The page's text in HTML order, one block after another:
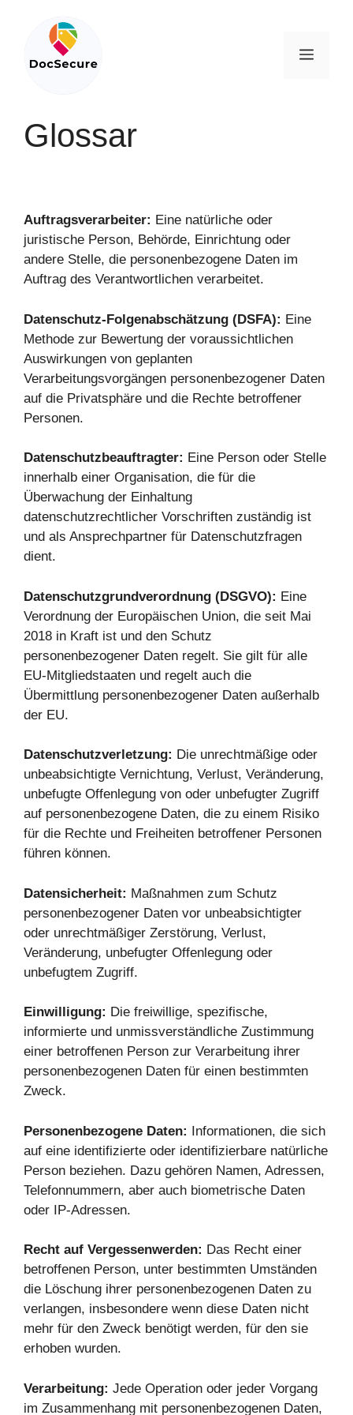
Menü
Glossar
Auftragsverarbeiter: Eine natürliche oder
juristische Person, Behörde, Einrichtung oder
andere Stelle, die personenbezogene Daten im
Auftrag des Verantwortlichen verarbeitet.
Datenschutz-Folgenabschätzung (DSFA): Eine
Methode zur Bewertung der voraussichtlichen
Auswirkungen von geplanten
Verarbeitungsvorgängen personenbezogener Daten
auf die Privatsphäre und die Rechte betroffener
Personen.
Datenschutzbeauftragter: Eine Person oder Stelle
innerhalb einer Organisation, die für die
Überwachung der Einhaltung
datenschutzrechtlicher Vorschriften zuständig ist
und als Ansprechpartner für Datenschutzfragen
dient.
Datenschutzgrundverordnung (DSGVO): Eine
Verordnung der Europäischen Union, die seit Mai
2018 in Kraft ist und den Schutz
personenbezogener Daten regelt. Sie gilt für alle
EU-Mitgliedstaaten und regelt auch die
Übermittlung personenbezogener Daten außerhalb
der EU.
Datenschutzverletzung: Die unrechtmäßige oder
unbeabsichtigte Vernichtung, Verlust, Veränderung,
unbefugte Offenlegung von oder unbefugter Zugriff
auf personenbezogene Daten, die zu einem Risiko
für die Rechte und Freiheiten betroffener Personen
führen können.
Datensicherheit: Maßnahmen zum Schutz
personenbezogener Daten vor unbeabsichtigter
oder unrechtmäßiger Zerstörung, Verlust,
Veränderung, unbefugter Offenlegung oder
unbefugtem Zugriff.
Einwilligung: Die freiwillige, spezifische,
informierte und unmissverständliche Zustimmung
einer betroffenen Person zur Verarbeitung ihrer
personenbezogenen Daten für einen bestimmten
Zweck.
Personenbezogene Daten: Informationen, die sich
auf eine identifizierte oder identifizierbare natürliche
Person beziehen. Dazu gehören Namen, Adressen,
Telefonnummern, aber auch biometrische Daten
oder IP-Adressen.
Recht auf Vergessenwerden: Das Recht einer
betroffenen Person, unter bestimmten Umständen
die Löschung ihrer personenbezogenen Daten zu
verlangen, insbesondere wenn diese Daten nicht
mehr für den Zweck benötigt werden, für den sie
erhoben wurden.
Verarbeitung: Jede Operation oder jeder Vorgang
im Zusammenhang mit personenbezogenen Daten,